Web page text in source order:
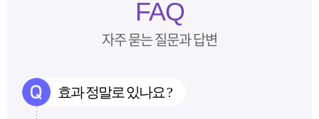
FAQ
자주 묻는 질문과 답변
효과 정말로 있나요 ?